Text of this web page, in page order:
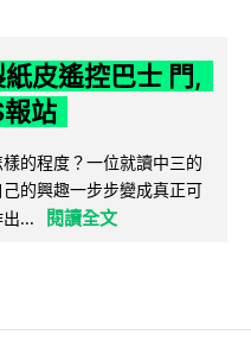
皮遙控巴士 門,
站
的程度？一位就讀中三的
的興趣一步步變成真正可
...
閱讀全文